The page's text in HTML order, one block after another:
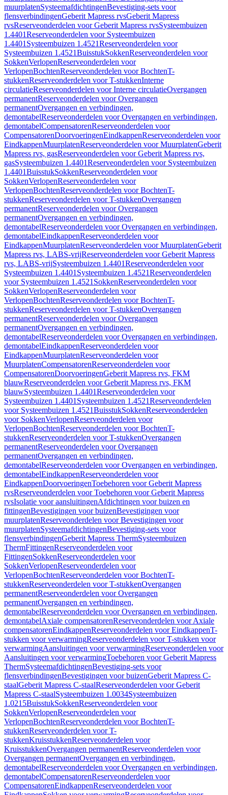
muurplatenSysteemafdichtingenBevestiging-sets voor
flensverbindingenGeberit Mapress rvsGeberit Mapress
rvsReserveonderdelen voor Geberit Mapress rvsSysteembuizen
1.4401Reserveonderdelen voor Systeembuizen
1.4401 Systeembuizen 1.4521Reserveonderdelen voor
Systeembuizen 1.4521BuisstukSokkenReserveonderdelen voor
SokkenVerlopenReserveonderdelen voor
VerlopenBochtenReserveonderdelen voor BochtenT-
stukkenReserveonderdelen voor T-stukkenInterne
circulatieReserveonderdelen voor Interne circulatieOvergangen
permanentReserveonderdelen voor Overgangen
permanentOvergangen en verbindingen,
demontabelReserveonderdelen voor Overgangen en verbindingen,
demontabelCompensatorenReserveonderdelen voor
CompensatorenDoorvoeringenEindkappenReserveonderdelen voor
EindkappenMuurplatenReserveonderdelen voor MuurplatenGeberit
Mapress rvs, gasReserveonderdelen voor Geberit Mapress rvs,
gasSysteembuizen 1.4401Reserveonderdelen voor Systeembuizen
1.4401BuisstukSokkenReserveonderdelen voor
SokkenVerlopenReserveonderdelen voor
VerlopenBochtenReserveonderdelen voor BochtenT-
stukkenReserveonderdelen voor T-stukkenOvergangen
permanentReserveonderdelen voor Overgangen
permanentOvergangen en verbindingen,
demontabelReserveonderdelen voor Overgangen en verbindingen,
demontabelEindkappenReserveonderdelen voor
EindkappenMuurplatenReserveonderdelen voor MuurplatenGeberit
Mapress rvs, LABS-vrijReserveonderdelen voor Geberit Mapress
rvs, LABS-vrijSysteembuizen 1.4401Reserveonderdelen voor
Systeembuizen 1.4401 Systeembuizen 1.4521Reserveonderdelen
voor Systeembuizen 1.4521 SokkenReserveonderdelen voor
SokkenVerlopenReserveonderdelen voor
VerlopenBochtenReserveonderdelen voor BochtenT-
stukkenReserveonderdelen voor T-stukkenOvergangen
permanentReserveonderdelen voor Overgangen
permanentOvergangen en verbindingen,
demontabelReserveonderdelen voor Overgangen en verbindingen,
demontabelEindkappenReserveonderdelen voor
EindkappenMuurplatenReserveonderdelen voor
MuurplatenCompensatorenReserveonderdelen voor
CompensatorenDoorvoeringenGeberit Mapress rvs, FKM
blauwReserveonderdelen voor Geberit Mapress rvs, FKM
blauwSysteembuizen 1.4401Reserveonderdelen voor
Systeembuizen 1.4401 Systeembuizen 1.4521Reserveonderdelen
voor Systeembuizen 1.4521BuisstukSokkenReserveonderdelen
voor SokkenVerlopenReserveonderdelen voor
VerlopenBochtenReserveonderdelen voor BochtenT-
stukkenReserveonderdelen voor T-stukkenOvergangen
permanentReserveonderdelen voor Overgangen
permanentOvergangen en verbindingen,
demontabelReserveonderdelen voor Overgangen en verbindingen,
demontabelEindkappenReserveonderdelen voor
EindkappenDoorvoeringenToebehoren voor Geberit Mapress
rvsReserveonderdelen voor Toebehoren voor Geberit Mapress
rvsIsolatie voor aansluitingenAfdichtingen voor buizen en
fittingenBevestigingen voor buizenBevestigingen voor
muurplatenReserveonderdelen voor Bevestigingen voor
muurplatenSysteemafdichtingenBevestiging-sets voor
flensverbindingenGeberit Mapress ThermSysteembuizen
ThermFittingenReserveonderdelen voor
FittingenSokkenReserveonderdelen voor
SokkenVerlopenReserveonderdelen voor
VerlopenBochtenReserveonderdelen voor BochtenT-
stukkenReserveonderdelen voor T-stukkenOvergangen
permanentReserveonderdelen voor Overgangen
permanentOvergangen en verbindingen,
demontabelReserveonderdelen voor Overgangen en verbindingen,
demontabelAxiale compensatorenReserveonderdelen voor Axiale
compensatorenEindkappenReserveonderdelen voor EindkappenT-
stukken voor verwarmingReserveonderdelen voor T-stukken voor
verwarmingAansluitingen voor verwarmingReserveonderdelen voor
Aansluitingen voor verwarmingToebehoren voor Geberit Mapress
ThermSysteemafdichtingenBevestiging-sets voor
flensverbindingenBevestigingen voor buizenGeberit Mapress C-
staalGeberit Mapress C-staalReserveonderdelen voor Geberit
Mapress C-staalSysteembuizen 1.0034Systeembuizen
1.0215BuisstukSokkenReserveonderdelen voor
SokkenVerlopenReserveonderdelen voor
VerlopenBochtenReserveonderdelen voor BochtenT-
stukkenReserveonderdelen voor T-
stukkenKruisstukkenReserveonderdelen voor
KruisstukkenOvergangen permanentReserveonderdelen voor
Overgangen permanentOvergangen en verbindingen,
demontabelReserveonderdelen voor Overgangen en verbindingen,
demontabelCompensatorenReserveonderdelen voor
CompensatorenEindkappenReserveonderdelen voor